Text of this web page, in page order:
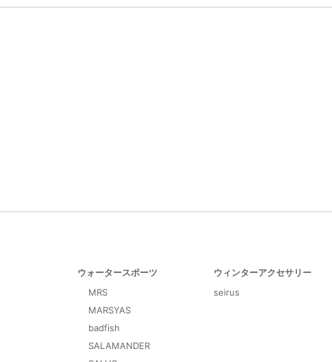
ウォータースポーツ
MRS
MARSYAS
badfish
SALAMANDER
ウィンターアクセサリー
seirus